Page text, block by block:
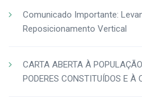
Comunicado Importante:
Reposicionamento Vertical
CARTA ABERTA À
PODERES CONSTITUÍDOS E